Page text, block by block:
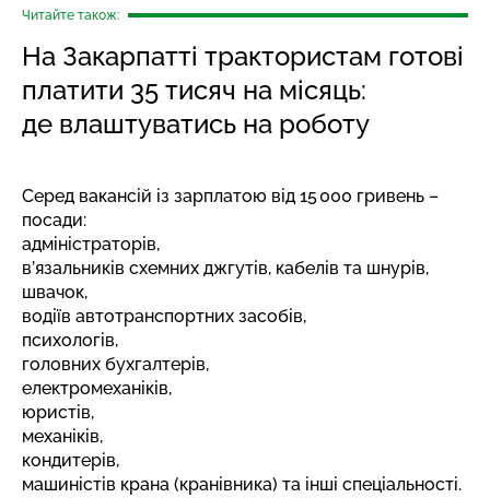
Читайте також:
На Закарпатті трактористам готові
платити 35 тисяч на місяць:
де влаштуватись на роботу
Серед вакансій із зарплатою від 15 000 гривень –
посади:
адміністраторів,
в’язальників схемних джгутів, кабелів та шнурів,
швачок,
водіїв автотранспортних засобів,
психологів,
головних бухгалтерів,
електромеханіків,
юристів,
механіків,
кондитерів,
машиністів крана (кранівника) та інші спеціальності.